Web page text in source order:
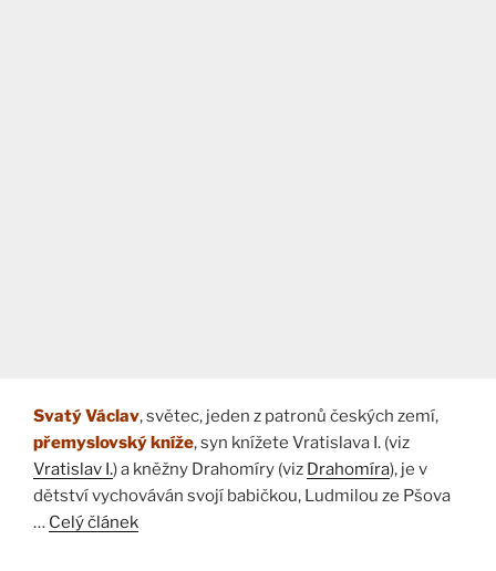
Svatý Václav, světec, jeden z patronů českých zemí,
přemyslovský kníže, syn knížete Vratislava I. (viz
Vratislav I.) a kněžny Drahomíry (viz Drahomíra), je v
dětství vychováván svojí babičkou, Ludmilou ze Pšova
… Celý článek